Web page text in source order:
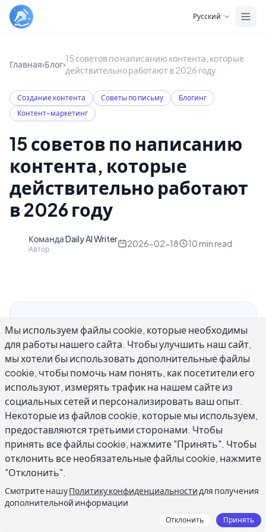
Русский
Главная›Блог›
15 советов по написанию контента, которые
действительно работают в 2026 году
Создание контента Советы по письму
Блогинг
Контент-маркетинг
15 советов по написанию
контента, которые
действительно работают
в 2026 году
Команда Daily AI Writer
Автор
2026-02-18 10 min read
Хорошее написание контента — это не
следование формуле. Это понимание того,
что нужно вашему читателю, и
предоставление этого наиболее ясным и
увлекательным способом. Эти советы по
написанию контента основаны на том, что
последовательно работает в блогах,
маркетинговых текстах, рассылках и длинных
статьях. Независимо от того, являетесь ли вы
новичком в написании контента или хотите
отточить навык, который потерял остроту,
применение даже трёх-четырёх из этих
советов даст заметную разницу в
эффективности вашего письма. Цель —
Мы используем файлы cookie, которые необходимы
для работы нашего сайта. Чтобы улучшить наш сайт,
мы хотели бы использовать дополнительные файлы
cookie, чтобы помочь нам понять, как посетители его
используют, измерять трафик на нашем сайте из
социальных сетей и персонализировать ваш опыт.
Некоторые из файлов cookie, которые мы используем,
предоставляются третьими сторонами. Чтобы
принять все файлы cookie, нажмите "Принять". Чтобы
отклонить все необязательные файлы cookie, нажмите
"Отклонить".
Смотрите нашуПолитику конфиденциальности для получения
дополнительной информации
Отклонить Принять